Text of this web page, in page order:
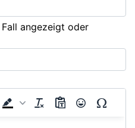
angezeigt oder